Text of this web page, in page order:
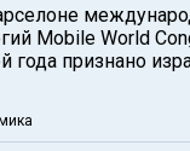
Mobile World
года признано